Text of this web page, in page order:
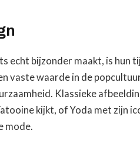
echt bijzonder maakt, is hun
vaste waarde in de
Klassieke
kijkt, of Yoda met zijn
mode.